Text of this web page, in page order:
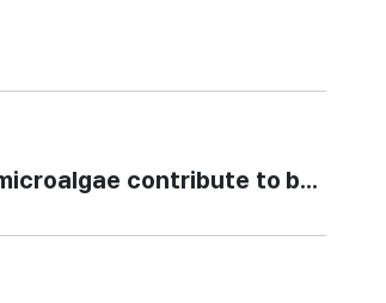
Can microalgae contribute to better